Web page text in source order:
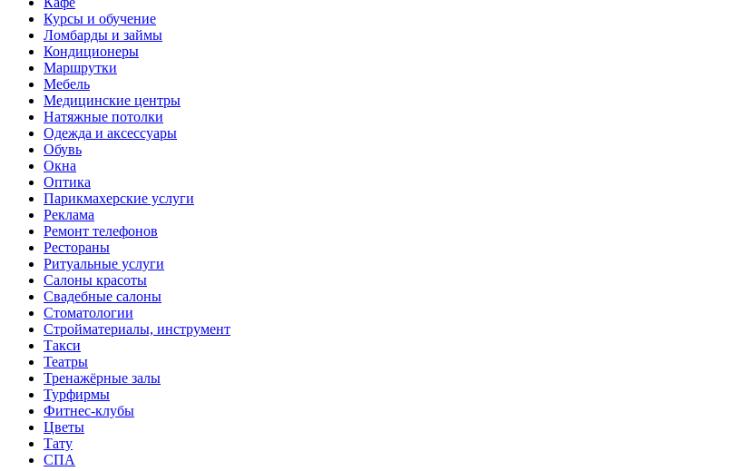
Курсы и обучение
Ломбарды и займы
Кондиционеры
Маршрутки
Мебель
Медицинские центры
Натяжные потолки
Одежда и аксессуары
Обувь
Окна
Оптика
Парикмахерские услуги
Реклама
Ремонт телефонов
Рестораны
Ритуальные услуги
Салоны красоты
Свадебные салоны
Стоматологии
Стройматериалы, инструмент
Такси
Театры
Тренажёрные залы
Турфирмы
Фитнес-клубы
Цветы
Тату
СПА